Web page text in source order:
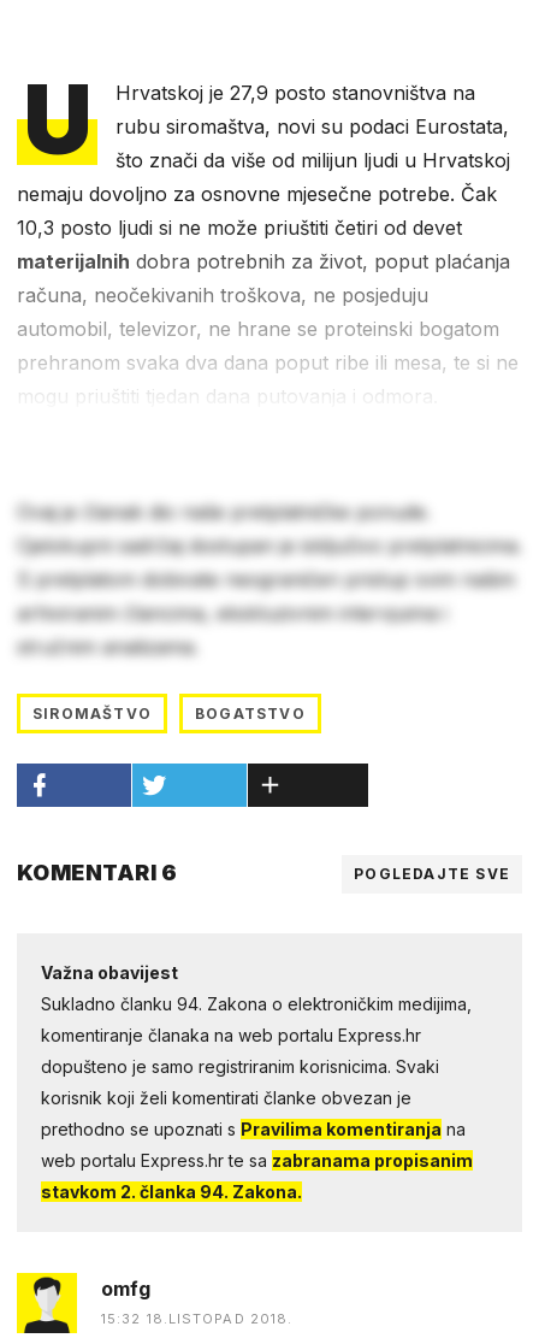
U
Hrvatskoj je 27,9 posto stanovništva na
rubu siromaštva, novi su podaci Eurostata,
što znači da više od milijun ljudi u Hrvatskoj
nemaju dovoljno za osnovne mjesečne potrebe. Čak
10,3 posto ljudi si ne može priuštiti četiri od devet
materijalnih dobra potrebnih za život, poput plaćanja
računa, neočekivanih troškova, ne posjeduju
automobil, televizor, ne hrane se proteinski bogatom
prehranom svaka dva dana poput ribe ili mesa, te si ne
mogu priuštiti tjedan dana putovanja i odmora.
Ovaj je članak dio naše pretplatničke ponude.
Cjelokupni sadržaj dostupan je isključivo pretplatnicima.
S pretplatom dobivate neograničen pristup svim našim
arhiviranim člancima, ekskluzivnim intervjuima i
stručnim analizama.
SIROMAŠTVO BOGATSTVO
KOMENTARI 6 POGLEDAJTE SVE
Važna obavijest
Sukladno članku 94. Zakona o elektroničkim medijima,
komentiranje članaka na web portalu Express.hr
dopušteno je samo registriranim korisnicima. Svaki
korisnik koji želi komentirati članke obvezan je
prethodno se upoznati s Pravilima komentiranja na
web portalu Express.hr te sa zabranama propisanim
stavkom 2. članka 94. Zakona.
omfg
15:32 18.LISTOPAD 2018.